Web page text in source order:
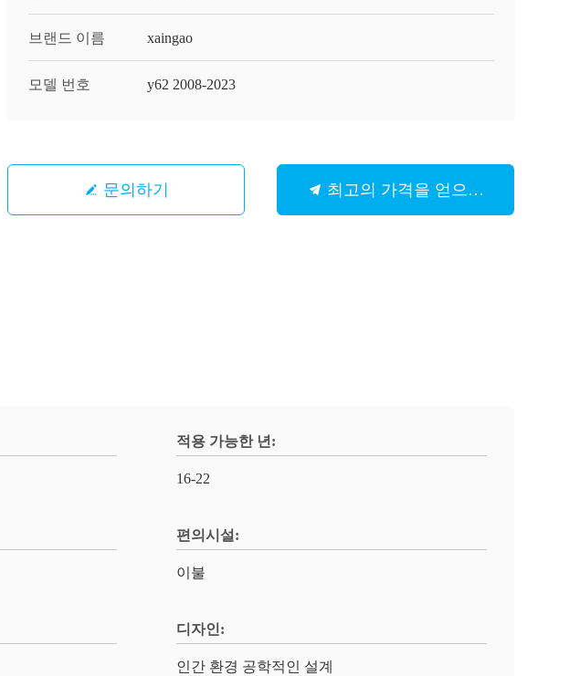
브랜드 이름 xaingao
모델 번호 y62 2008-2023
문의하기 최고의 가격을 얻으십시오
적용 가능한 년:
16-22
편의시설:
이불
디자인:
인간 환경 공학적인 설계